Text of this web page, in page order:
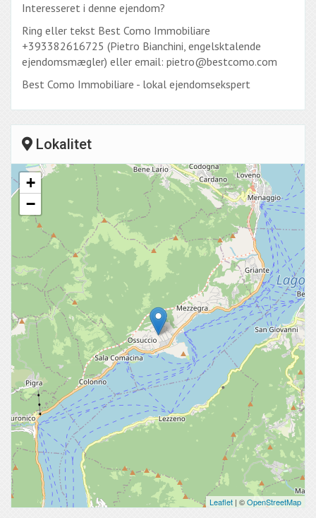
Interesseret i denne ejendom?
Ring eller tekst Best Como Immobiliare
+393382616725 (Pietro Bianchini, engelsktalende
ejendomsmægler) eller email: pietro@bestcomo.com
Best Como Immobiliare - lokal ejendomsekspert
Lokalitet
+
−
Leaflet | ©OpenStreetMap